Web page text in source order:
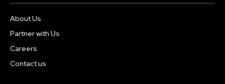
About Us
Partner with Us
Careers
Contact us